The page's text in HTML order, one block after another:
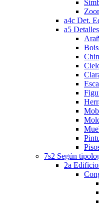
a4c Det.
a5
7s2 Según
2a